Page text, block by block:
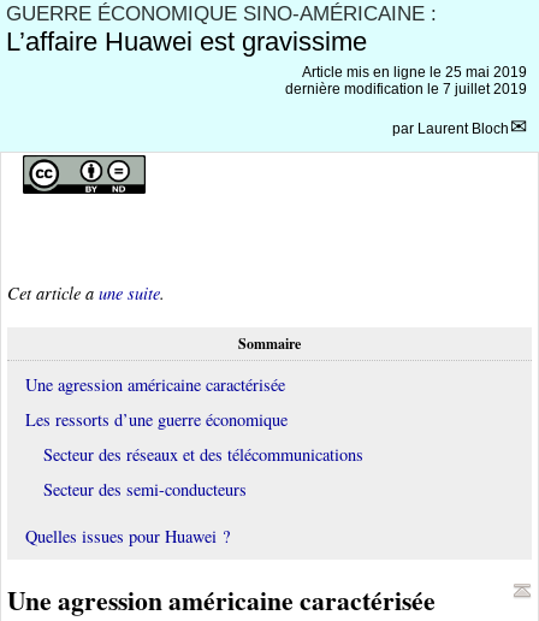
GUERRE ÉCONOMIQUE SINO-AMÉRICAINE :
L’affaire Huawei est gravissime
Article mis en ligne le 25 mai 2019
dernière modification le 7 juillet 2019
par Laurent Bloch
Cet article a une suite.
Sommaire
Une agression américaine caractérisée
Les ressorts d’une guerre économique
Secteur des réseaux et des télécommunications
Secteur des semi-conducteurs
Quelles issues pour Huawei ?
Une agression américaine caractérisée